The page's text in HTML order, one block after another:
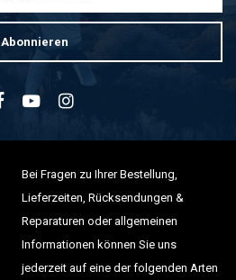
Abonnieren
Bei Fragen zu Ihrer Bestellung,
Lieferzeiten, Rücksendungen &
Reparaturen oder allgemeinen
Informationen können Sie uns
jederzeit auf eine der folgenden Arten